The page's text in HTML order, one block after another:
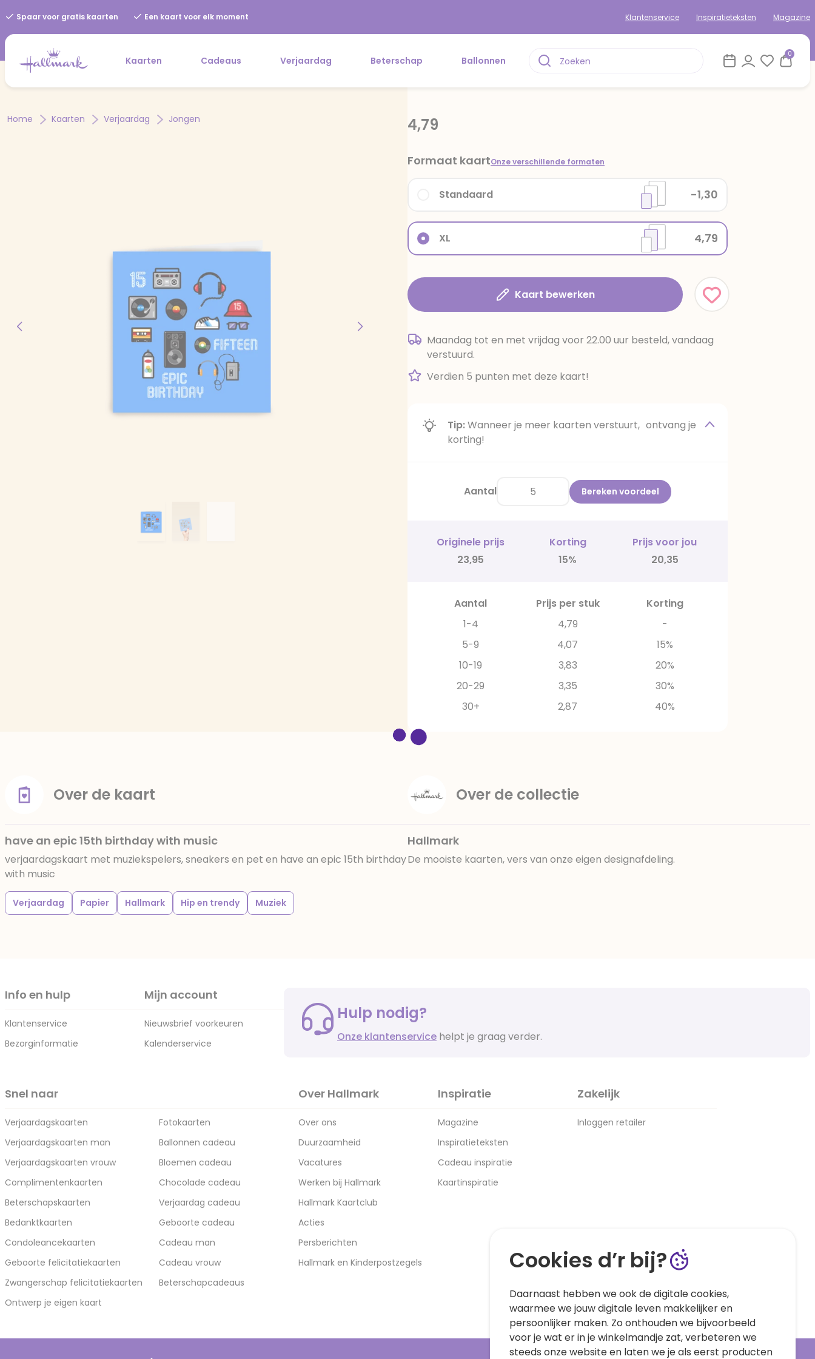
Spaar voor gratis kaarten Een kaart voor elk moment Klantenservice Inspiratieteksten Magazine
Kaarten Cadeaus Verjaardag Beterschap Ballonnen
0
Home Kaarten Verjaardag Jongen 4,79
Formaat kaartOnze verschillende formaten
XL 4,79
Standaard -1,30
Kaart bewerken
Maandag tot en met vrijdag voor 22.00 uur besteld, vandaag
verstuurd.
Verdien 5 punten met deze kaart!
Tip:Wanneer je meer kaarten verstuurt, ontvang je
korting!
Aantal Bereken voordeel
Originele prijs Korting
Prijs voor jou
23,95
15% 20,35
Aantal Prijs per stuk
Korting
1-4
4,79
-
5-9
4,07
15%
10-19
3,83
20%
20-29
3,35
30%
30+
2,87 40%
Over de kaart
have an epic 15th birthday with music
verjaardagskaart met muziekspelers, sneakers en pet en have an epic 15th birthday
with music
Verjaardag Papier Hallmark Hip en trendy Muziek
Over de collectie
Hallmark
De mooiste kaarten, vers van onze eigen designafdeling.
Info en hulp
Klantenservice
Bezorginformatie
Mijn account
Nieuwsbrief voorkeuren
Kalenderservice
Hulp nodig?
Onze klantenservice helpt je graag verder.
Snel naar
Verjaardagskaarten
Verjaardagskaarten man
Verjaardagskaarten vrouw
Complimentenkaarten
Beterschapskaarten
Bedanktkaarten
Condoleancekaarten
Geboorte felicitatiekaarten
Zwangerschap felicitatiekaarten
Ontwerp je eigen kaart
Fotokaarten
Ballonnen cadeau
Bloemen cadeau
Chocolade cadeau
Verjaardag cadeau
Geboorte cadeau
Cadeau man
Cadeau vrouw
Beterschapcadeaus
Over Hallmark
Over ons
Duurzaamheid
Vacatures
Werken bij Hallmark
Hallmark Kaartclub
Acties
Persberichten
Hallmark en Kinderpostzegels
Inspiratie
Magazine
Inspiratieteksten
Cadeau inspiratie
Kaartinspiratie
Zakelijk
Inloggen retailer
Cookies d’r bij?
Daarnaast hebben we ook de digitale cookies,
waarmee we jouw digitale leven makkelijker en
persoonlijker maken. Zo onthouden we bijvoorbeeld
voor je wat er in je winkelmandje zat, verbeteren we
steeds onze website en laten we je als eerst producten